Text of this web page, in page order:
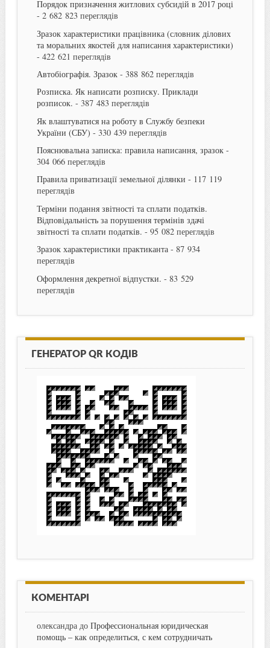
Порядок призначення житлових субсидій в 2017 році
- 2 682 823 переглядів
Зразок характеристики працівника (словник ділових
та моральних якостей для написання характеристики)
- 422 621 переглядів
Автобіографія. Зразок- 388 862 переглядів
Розписка. Як написати розписку. Приклади
розписок. - 387 483 переглядів
Як влаштуватися на роботу в Службу безпеки
України (СБУ) - 330 439 переглядів
Пояснювальна записка: правила написання, зразок-
304 066 переглядів
Правила приватизації земельної ділянки - 117 119
переглядів
Терміни подання звітності та сплати податків.
Відповідальність за порушення термінів здачі
звітності та сплати податків. - 95 082 переглядів
Зразок характеристики практиканта- 87 934
переглядів
Оформлення декретної відпустки. - 83 529
переглядів
ГЕНЕРАТОР QR КОДІВ
КОМЕНТАРІ
олександрадо Профессиональная юридическая
помощь – как определиться, с кем сотрудничать